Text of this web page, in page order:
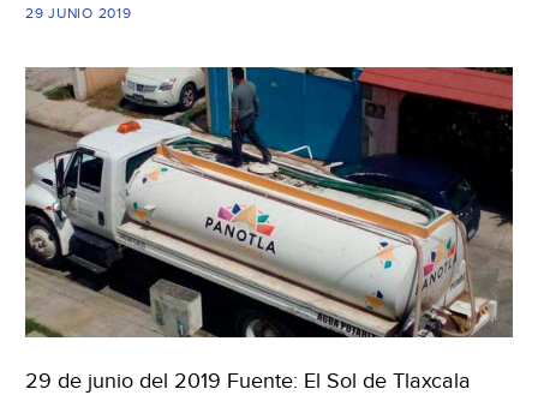
29 JUNIO 2019
29 de junio del 2019 Fuente: El Sol de Tlaxcala